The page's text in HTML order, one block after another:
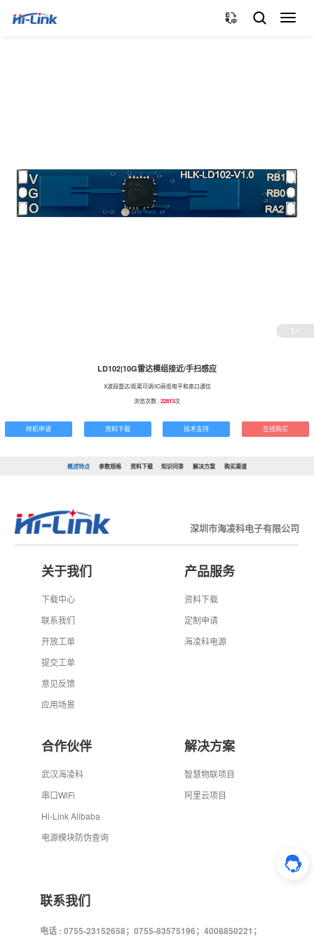
切
1 /1
LD102|10G雷达模组接近/手扫感应
X波段雷达/距离可调/IO高低电平和串口通信
浏览次数 :22813次
样机申请 资料下载 技术支持 在线购买
概述特点 参数规格 资料下载 知识问答 解决方案 购买渠道
深圳市海凌科电子有限公司
关于我们
下载中心
联系我们
开放工单
提交工单
意见反馈
应用场景
产品服务
资料下载
定制申请
海凌科电源
合作伙伴
武汉海凌科
串口WiFi
Hi-Link Alibaba
电源模块防伪查询
解决方案
智慧物联项目
阿里云项目
联系我们
电话 : 0755-23152658；0755-83575196；4008850221；